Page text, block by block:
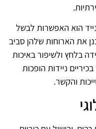
הוא האפשרות לבשל
את הארוחות שלהן סביב
בלחץ ולשיפור באיכות
ניידות הופכות
והקשר.